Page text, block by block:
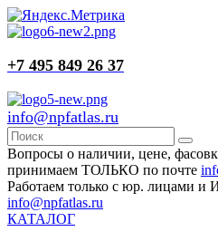
+7 495 849 26 37
info@npfatlas.ru
Вопросы о наличии, цене,
принимаем ТОЛЬКО по почте
Работаем только с юр. лицами и
info@npfatlas.ru
КАТАЛОГ